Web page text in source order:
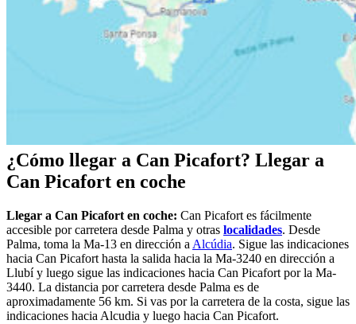
¿Cómo llegar a Can Picafort? Llegar a
Can Picafort en coche
Llegar a Can Picafort en coche: Can Picafort es fácilmente
accesible por carretera desde Palma y otras localidades. Desde
Palma, toma la Ma-13 en dirección a Alcúdia. Sigue las indicaciones
hacia Can Picafort hasta la salida hacia la Ma-3240 en dirección a
Llubí y luego sigue las indicaciones hacia Can Picafort por la Ma-
3440. La distancia por carretera desde Palma es de
aproximadamente 56 km. Si vas por la carretera de la costa, sigue las
indicaciones hacia Alcudia y luego hacia Can Picafort.